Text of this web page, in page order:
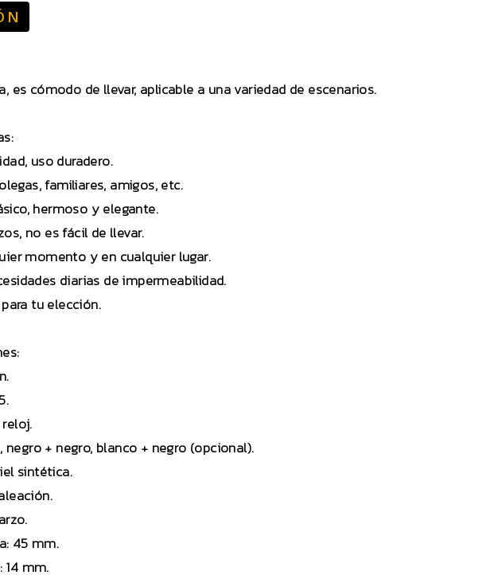
cómodo de llevar, aplicable a una variedad de escenarios.
uso duradero.
familiares, amigos, etc.
hermoso y elegante.
no es fácil de llevar.
momento y en cualquier lugar.
diarias de impermeabilidad.
tu elección.
+ negro, blanco + negro (opcional).
sintética.
45 mm.
14 mm.